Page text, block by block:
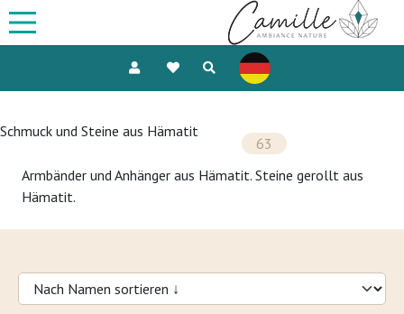
Schmuck und Steine aus Hämatit
63
Armbänder und Anhänger aus Hämatit. Steine gerollt aus
Hämatit.